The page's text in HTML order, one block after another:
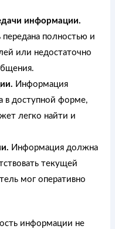
информации.
полностью и
или недостаточно
Информация
в доступной форме,
легко найти и
Информация должна
текущей
мог оперативно
информации не